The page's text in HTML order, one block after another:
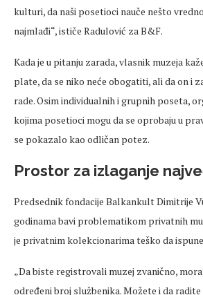
kulturi, da naši posetioci nauče nešto
najmlađi“, ističe Radulović za B&F.
Kada je u pitanju zarada, vlasnik muzeja
plate, da se niko neće obogatiti, ali da on i
rade. Osim individualnih i grupnih poseta,
kojima posetioci mogu da se oprobaju u
se pokazalo kao odličan potez.
Prostor za izlaganje
Predsednik fondacije Balkankult Dimitrije
godinama bavi problematikom privatnih
je privatnim kolekcionarima teško da
„Da biste registrovali muzej zvanično,
određeni broj službenika. Možete i da